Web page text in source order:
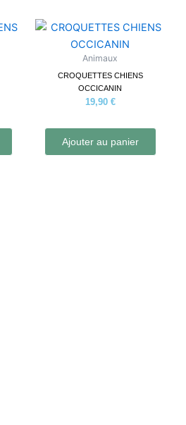
Animaux
CROQUETTES CHIENS
OCCICANIN
19,90 €
Ajouter au panier